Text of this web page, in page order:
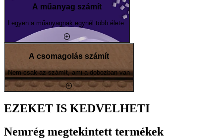
A műanyag számít
Legyen a műanyagnak egynél több élete.
A csomagolás számít
Nem csak az számít, ami a dobozban van
EZEKET IS KEDVELHETI
Nemrég megtekintett termékek